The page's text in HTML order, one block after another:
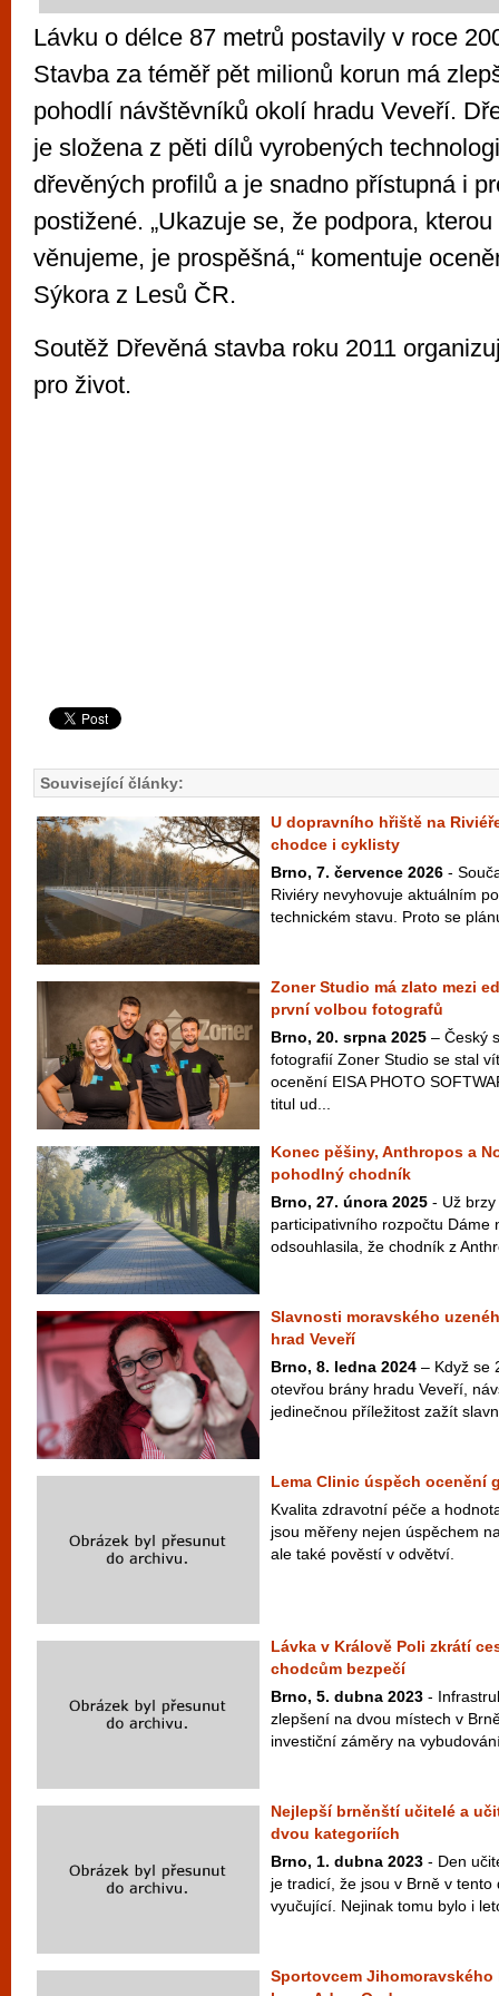
Lávku o délce 87 metrů postavily v roce
Stavba za téměř pět milionů korun má
pohodlí návštěvníků okolí hradu Veveří.
je složena z pěti dílů vyrobených
dřevěných profilů a je snadno přístupná i
postižené. „Ukazuje se, že podpora,
věnujeme, je prospěšná,“ komentuje
Sýkora z Lesů ČR.
Soutěž Dřevěná stavba roku 2011
pro život.
Související články:
U dopravního hřiště na
chodce i cyklisty
Brno, 7. července 2026 -
Riviéry nevyhovuje aktuálním
technickém stavu. Proto se
Zoner Studio má zlato mezi
první volbou fotografů
Brno, 20. srpna 2025 – Český
fotografií Zoner Studio se stal
ocenění EISA PHOTO
titul ud...
Konec pěšiny, Anthropos a
pohodlný chodník
Brno, 27. února 2025 - Už
participativního rozpočtu Dáme
odsouhlasila, že chodník z
Slavnosti moravského
hrad Veveří
Brno, 8. ledna 2024 – Když se
otevřou brány hradu Veveří,
jedinečnou příležitost zažít
Lema Clinic úspěch ocenění
Kvalita zdravotní péče a
jsou měřeny nejen úspěchem
ale také pověstí v odvětví.
Lávka v Králově Poli zkrátí
chodcům bezpečí
Brno, 5. dubna 2023 -
zlepšení na dvou místech v
investiční záměry na
Nejlepší brněnští učitelé a
dvou kategoriích
Brno, 1. dubna 2023 - Den
je tradicí, že jsou v Brně v
vyučující. Nejinak tomu bylo i
Sportovcem